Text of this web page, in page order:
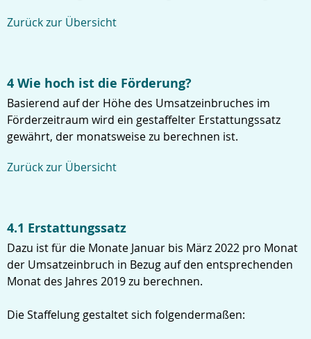
Zurück zur Übersicht
4 Wie hoch ist die Förderung?
Basierend auf der Höhe des Umsatzeinbruches im
Förderzeitraum wird ein gestaffelter Erstattungssatz
gewährt, der monatsweise zu berechnen ist.
Zurück zur Übersicht
4.1 Erstattungssatz
Dazu ist für die Monate Januar bis März 2022 pro Monat
der Umsatzeinbruch in Bezug auf den entsprechenden
Monat des Jahres 2019 zu berechnen.
Die Staffelung gestaltet sich folgendermaßen: